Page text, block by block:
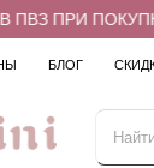
ПРИ ПОКУПКЕ
БЛОГ